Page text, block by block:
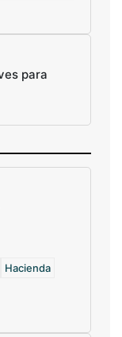
para
Hacienda